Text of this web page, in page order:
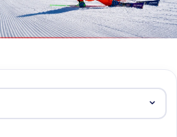
getagd met